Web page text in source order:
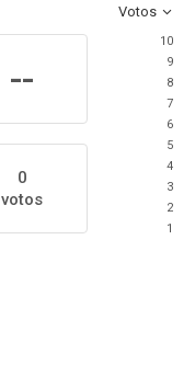
Votos
--
0
votos
10
9
8
7
6
5
4
3
2
1